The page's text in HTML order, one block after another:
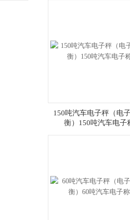
150吨汽车电子秤（电
衡）150吨汽车电子